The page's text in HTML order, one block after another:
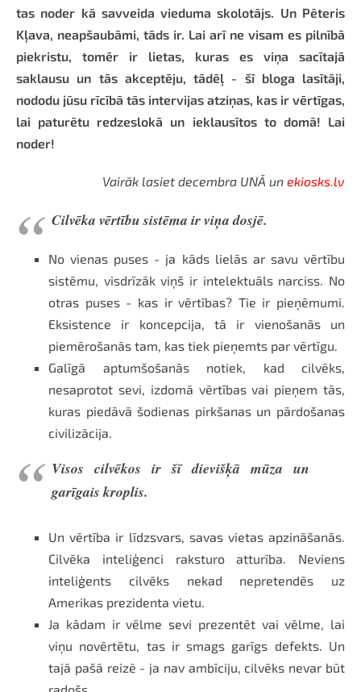
tas noder kā savveida vieduma skolotājs. Un Pēteris
Kļava, neapšaubāmi, tāds ir. Lai arī ne visam es pilnībā
piekristu, tomēr ir lietas, kuras es viņa sacītajā
saklausu un tās akceptēju, tādēļ - šī bloga lasītāji,
nododu jūsu rīcībā tās intervijas atziņas, kas ir vērtīgas,
lai paturētu redzeslokā un ieklausītos to domā! Lai
noder!
Vairāk lasiet decembra UNĀ un ekiosks.lv
Cilvēka vērtību sistēma ir viņa dosjē.
No vienas puses - ja kāds lielās ar savu vērtību
sistēmu, visdrīzāk viņš ir intelektuāls narciss. No
otras puses - kas ir vērtības? Tie ir pieņēmumi.
Eksistence ir koncepcija, tā ir vienošanās un
piemērošanās tam, kas tiek pieņemts par vērtīgu.
Galīgā aptumšošanās notiek, kad cilvēks,
nesaprotot sevi, izdomā vērtības vai pieņem tās,
kuras piedāvā šodienas pirkšanas un pārdošanas
civilizācija.
Visos cilvēkos ir šī dievišķā mūza un
garīgais kroplis.
Un vērtība ir līdzsvars, savas vietas apzināšanās.
Cilvēka inteliģenci raksturo atturība. Neviens
inteliģents cilvēks nekad nepretendēs uz
Amerikas prezidenta vietu.
Ja kādam ir vēlme sevi prezentēt vai vēlme, lai
viņu novērtētu, tas ir smags garīgs defekts. Un
tajā pašā reizē - ja nav ambīciju, cilvēks nevar būt